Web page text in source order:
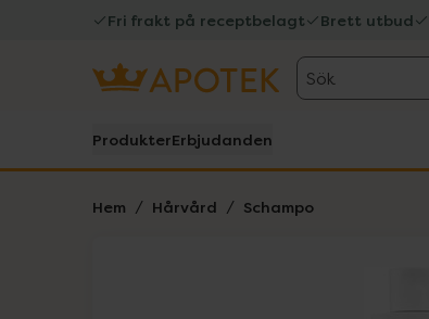
Fri frakt på receptbelagt Brett utbud
Sök
ProdukterErbjudanden
Hem Hårvård Schampo